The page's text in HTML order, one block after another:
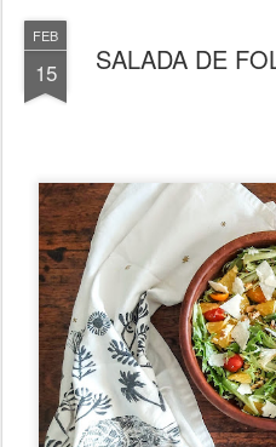
FEB
15 SALADA DE